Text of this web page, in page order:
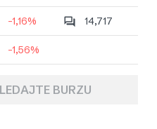
-1,16% 14,717
-1,56%
BURZU